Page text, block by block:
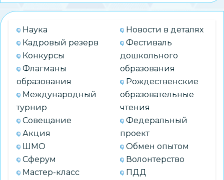
Государственного
Российской
Наука
Кадровый резерв
Конкурсы
Флагманы
образования
Международный
турнир
Совещание
Акция
ШМО
Сферум
Мастер-класс
Новости в деталях
Фестиваль
дошкольного
образования
Рождественские
образовательные
чтения
Федеральный
проект
Обмен опытом
Волонтерство
ПДД